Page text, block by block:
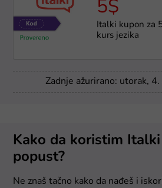
5$
Italki kupon za
kurs jezika
Zadnje ažurirano: utorak,
Kako da koristim
popust?
Ne znaš tačno kako da nađeš i